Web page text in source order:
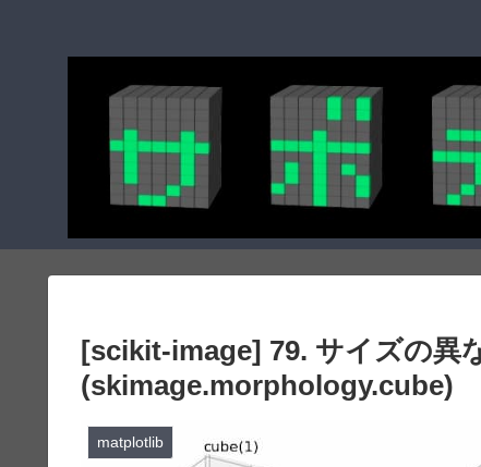
[scikit-image] 79. サイズの異
(skimage.morphology.cube)
matplotlib